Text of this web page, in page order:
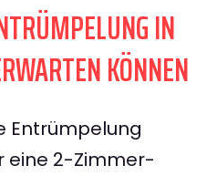
IN
KÖNNEN
Entrümpelung
eine 2-Zimmer-